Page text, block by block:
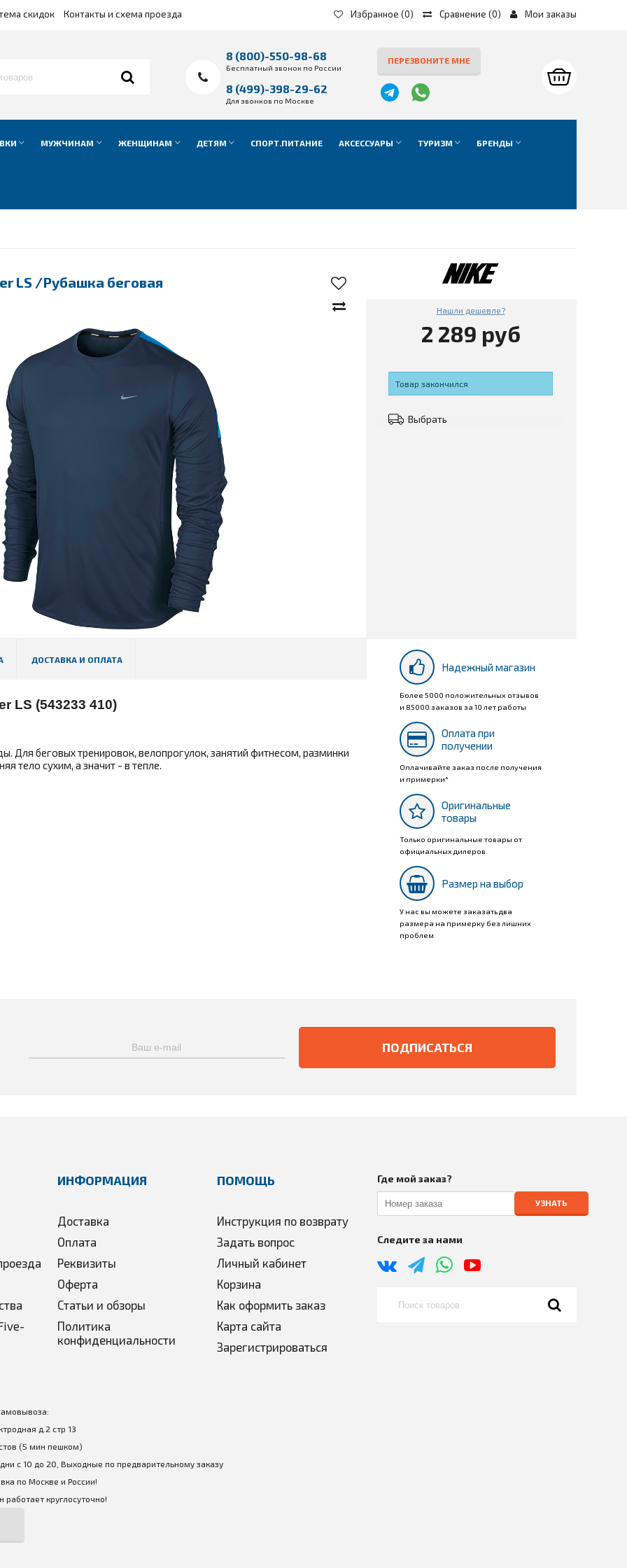
Избранное (0) Сравнение (0) Мои заказы
скидок Контакты и схема проезда
8 (800)-550-98-68
Бесплатный звонок по России
8 (499)-398-29-62
Для звонков по Москве
ПЕРЕЗВОНИТЕ МНЕ
МУЖЧИНАМ ЖЕНЩИНАМ ДЕТЯМ СПОРТ.ПИТАНИЕ АКСЕССУАРЫ ТУРИЗМ БРЕНДЫ
LS /Рубашка беговая
Нашли дешевле?
2 289 руб
Товар закончился
Выбрать
ДОСТАВКА И ОПЛАТА
LS (543233 410)
беговых тренировок, велопрогулок, занятий фитнесом, разминки
тело сухим, а значит - в тепле.
Надежный магазин
Более 5000 положительных отзывов
и 85000 заказов за 10 лет работы
Оплата при
получении
Оплачивайте заказ после получения
и примерки*
Оригинальные
товары
Только оригинальные товары от
официальных дилеров.
Размер на выбор
У нас вы можете заказать два
размера на примерку без лишних
проблем
ИНФОРМАЦИЯ
Доставка
Оплата
Реквизиты
Оферта
Статьи и обзоры
Политика
конфиденциальности
ПОМОЩЬ
Инструкция по возврату
Задать вопрос
Личный кабинет
Корзина
Как оформить заказ
Карта сайта
Зарегистрироваться
Где мой заказ?
УЗНАТЬ
Следите за нами
д.2 стр 13
(5 мин пешком)
с 10 до 20, Выходные по предварительному заказу
по Москве и России!
работает круглосуточно!